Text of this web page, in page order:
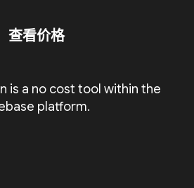
查看价格
is a no cost tool within the
platform.